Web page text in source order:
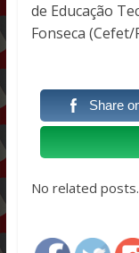
de Educação
Fonseca (Cefet/
Share
No related posts.